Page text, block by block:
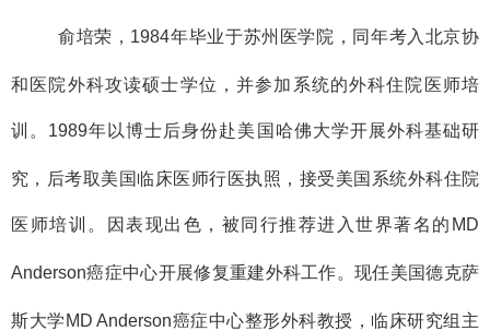
俞培荣， 1984年毕业于苏州医学院，同年考入北京协
和医院外科攻读硕士学位，并参加系统的外科住院医师培
训。 1989年以博士后身份赴美国哈佛大学开展外科基础研
究，后考取美国临床医师行医执照，接受美国系统外科住院
医师培训。因表现出色，被同行推荐进入世界著名的 MD
Anderson癌症中心开展修复重建外科工作。现任美国德克萨
斯大学 MD Anderson癌症中心整形外科教授，临床研究组主